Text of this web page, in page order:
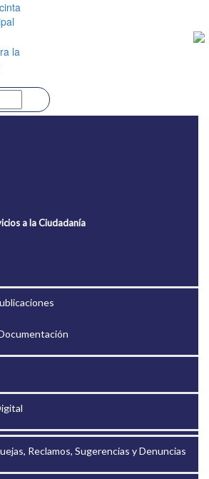
a la Ciudadanía
Reclamos, Sugerencias y Denuncias